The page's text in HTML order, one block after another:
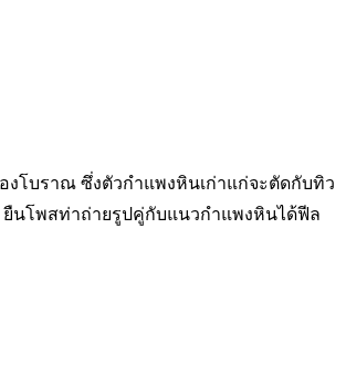
โบราณ ซึ่งตัวกำแพงหินเก่าแก่จะตัดกับทิว
ยืนโพสท่าถ่ายรูปคู่กับแนวกำแพงหินได้ฟีล